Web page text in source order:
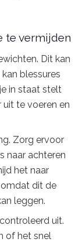
te vermijden
Dit kan
blessures
in staat stelt
te voeren en
Zorg ervoor
naar achteren
het naar
dit de
leggen.
uit.
of het snel